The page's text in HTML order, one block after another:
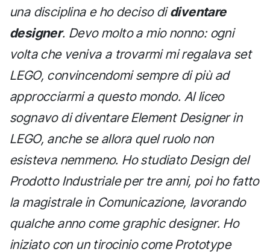
una disciplina e ho deciso didiventare
designer. Devo molto a mio nonno: ogni
volta che veniva a trovarmi mi regalava set
LEGO, convincendomi sempre di più ad
approcciarmi a questo mondo. Al liceo
sognavo di diventare Element Designer in
LEGO, anche se allora quel ruolo non
esisteva nemmeno. Ho studiato Design del
Prodotto Industriale per tre anni, poi ho fatto
la magistrale in Comunicazione, lavorando
qualche anno come graphic designer. Ho
iniziato con un tirocinio come Prototype